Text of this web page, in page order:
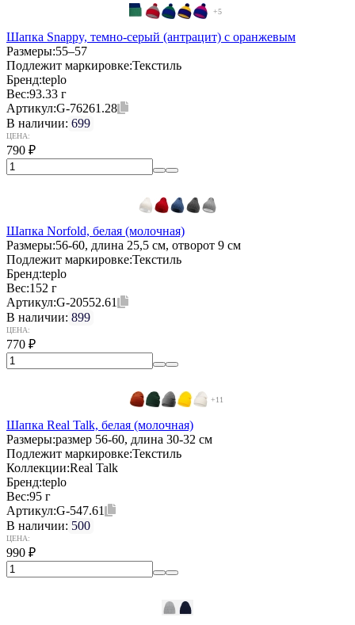
+5
Шапка Snappy, темно-серый (антрацит) с оранжевым
Размеры:55–57
Подлежит маркировке:Текстиль
Бренд:teplo
Вес:93.33 г
Артикул:G-76261.28
В наличии: 699
ЦЕНА:
790 ₽
Шапка Norfold, белая (молочная)
Размеры:56-60, длина 25,5 см, отворот 9 см
Подлежит маркировке:Текстиль
Бренд:teplo
Вес:152 г
Артикул:G-20552.61
В наличии: 899
ЦЕНА:
770 ₽
+11
Шапка Real Talk, белая (молочная)
Размеры:размер 56-60, длина 30-32 см
Подлежит маркировке:Текстиль
Коллекции:Real Talk
Бренд:teplo
Вес:95 г
Артикул:G-547.61
В наличии: 500
ЦЕНА:
990 ₽